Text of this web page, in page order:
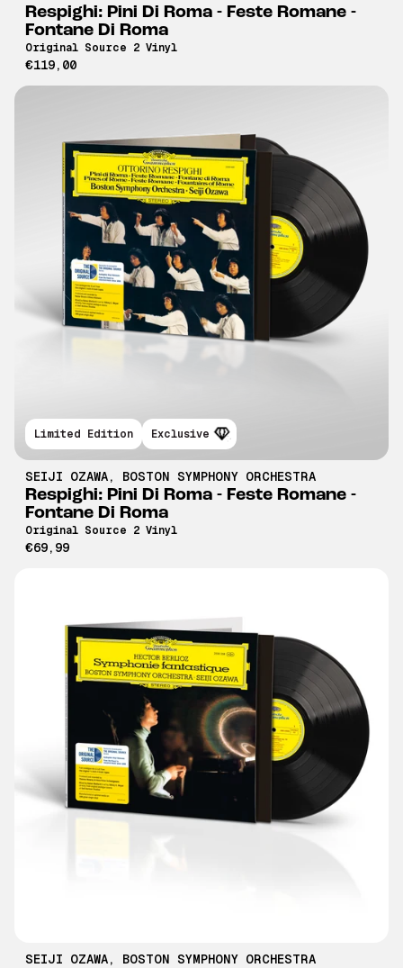
Respighi: Pini Di Roma - Feste Romane -
Fontane Di Roma
Original Source 2 Vinyl
€119,00
Limited Edition Exclusive
SEIJI OZAWA, BOSTON SYMPHONY ORCHESTRA
Respighi: Pini Di Roma - Feste Romane -
Fontane Di Roma
Original Source 2 Vinyl
€69,99
SEIJI OZAWA, BOSTON SYMPHONY ORCHESTRA